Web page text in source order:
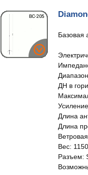
Базовая
ДН в
Длина
Длина
Вес: 1150
Разъем: